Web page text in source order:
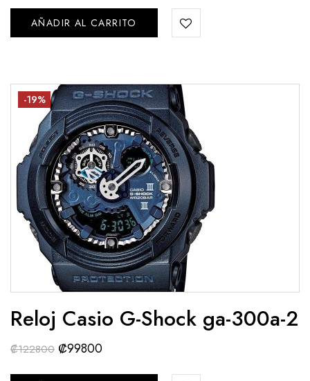
AÑADIR AL CARRITO
-19%
Reloj Casio G-Shock ga-300a-2
₡122800 ₡99800